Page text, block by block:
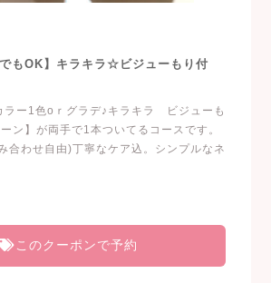
でもOK】キラキラ☆ビジューもり付
ー1色oｒグラデ♪キラキラ ビジューも
ン】が両手で1本ついてるコースです。
合わせ自由)丁寧なケア込。シンプルなネ
このクーポンで予約